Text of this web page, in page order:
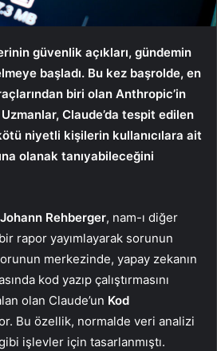
güvenlik açıkları, gündemin
başladı. Bu kez başrolde, en
biri olan Anthropic’in
Claude’da tespit edilen
niyetli kişilerin kullanıcılara ait
olanak tanıyabileceğini
Johann Rehberger, nam-ı diğer
rapor yayımlayarak sorunun
merkezinde, yapay zekanın
kod yazıp çalıştırmasını
olan Claude’un Kod
Bu özellik, normalde veri analizi
işlevler için tasarlanmıştı.